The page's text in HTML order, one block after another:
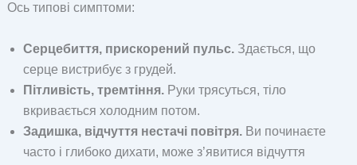
Ось типові симптоми:
Серцебиття, прискорений пульс.Здається, що
серце вистрибує з грудей.
Пітливість, тремтіння.Руки трясуться, тіло
вкривається холодним потом.
Задишка, відчуття нестачі повітря.Ви починаєте
часто і глибоко дихати, може з’явитися відчуття